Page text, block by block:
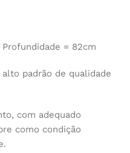
= 82cm
padrão de qualidade
com adequado
como condição